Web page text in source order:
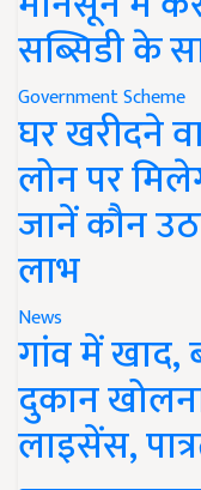
सब्सिडी के
Government Scheme
घर खरीदने
लोन पर
जानें कौन
लाभ
News
गांव में
दुकान
लाइसेंस,